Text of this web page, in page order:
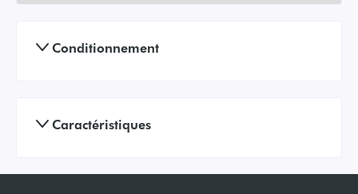
Conditionnement
Caractéristiques